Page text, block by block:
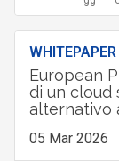
WHITEPAPER
European
di un cloud
alternativo
05 Mar 2026